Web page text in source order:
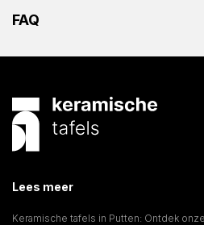
FAQ
Lees meer
Keramische tafels in Putten: Ontdek